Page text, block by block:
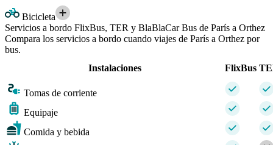
Bicicleta
Servicios a bordo FlixBus, TER y BlaBlaCar Bus de París a Orthez
Compara los servicios a bordo cuando viajes de París a Orthez por
bus.
Instalaciones
FlixBus
Tomas de corriente
Equipaje
Comida y bebida